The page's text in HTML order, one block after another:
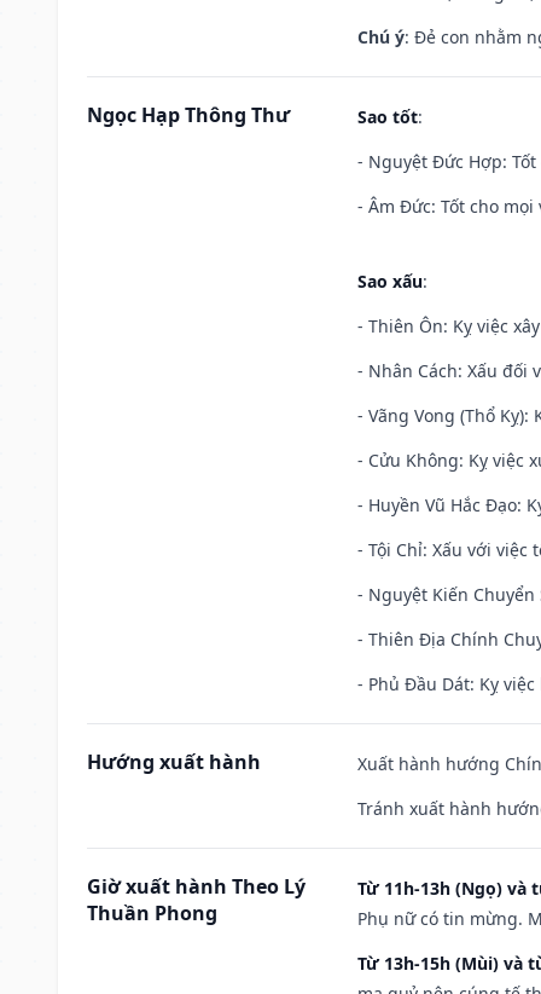
Chú ý: Đẻ con nhằm
Ngọc Hạp Thông Thư Sao tốt:
- Nguyệt Đức Hợp:
- Âm Đức: Tốt cho mọi
Sao xấu:
- Thiên Ôn: Kỵ việc
- Nhân Cách: Xấu đối
- Vãng Vong (Thổ
- Cửu Không: Kỵ việc
- Huyền Vũ Hắc Đạo:
- Tội Chỉ: Xấu với việc
- Nguyệt Kiến Chuyển
- Thiên Địa Chính
- Phủ Đầu Dát: Kỵ
Hướng xuất hành
Xuất hành hướng
Tránh xuất hành
Giờ xuất hành Theo Lý
Thuần Phong
Từ 11h-13h (Ngọ) và
Phụ nữ có tin mừng.
Từ 13h-15h (Mùi) và